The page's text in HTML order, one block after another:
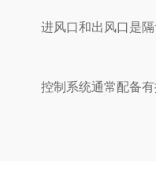
进风口和出风口是隔音箱
控制系统通常配备有控制